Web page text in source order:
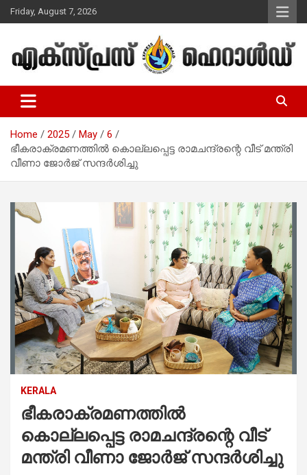
Skip
to
Friday, August 7, 2026
Express Herald – Malayalam
Christian News
Home 2025 May
6
ഭീകരാക്രമണത്തില്‍ കൊല്ലപ്പെട്ട രാമചന്ദ്രന്റെ വീട് മന്ത്രി
വീണാ ജോര്‍ജ് സന്ദര്‍ശിച്ചു
KERALA
ഭീകരാക്രമണത്തില്‍
കൊല്ലപ്പെട്ട രാമചന്ദ്രന്റെ വീട്
മന്ത്രി വീണാ ജോര്‍ജ് സന്ദര്‍ശിച്ചു